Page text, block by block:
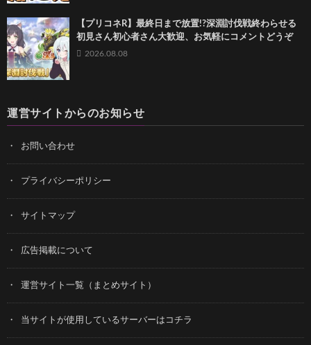
【プリコネR】最終日まで放置!?深淵討伐戦終わらせる
初見さん初心者さん大歓迎、お気軽にコメントどうぞ
2026.08.08
運営サイトからのお知らせ
お問い合わせ
プライバシーポリシー
サイトマップ
広告掲載について
運営サイト一覧（まとめサイト）
当サイトが使用しているサーバーはコチラ